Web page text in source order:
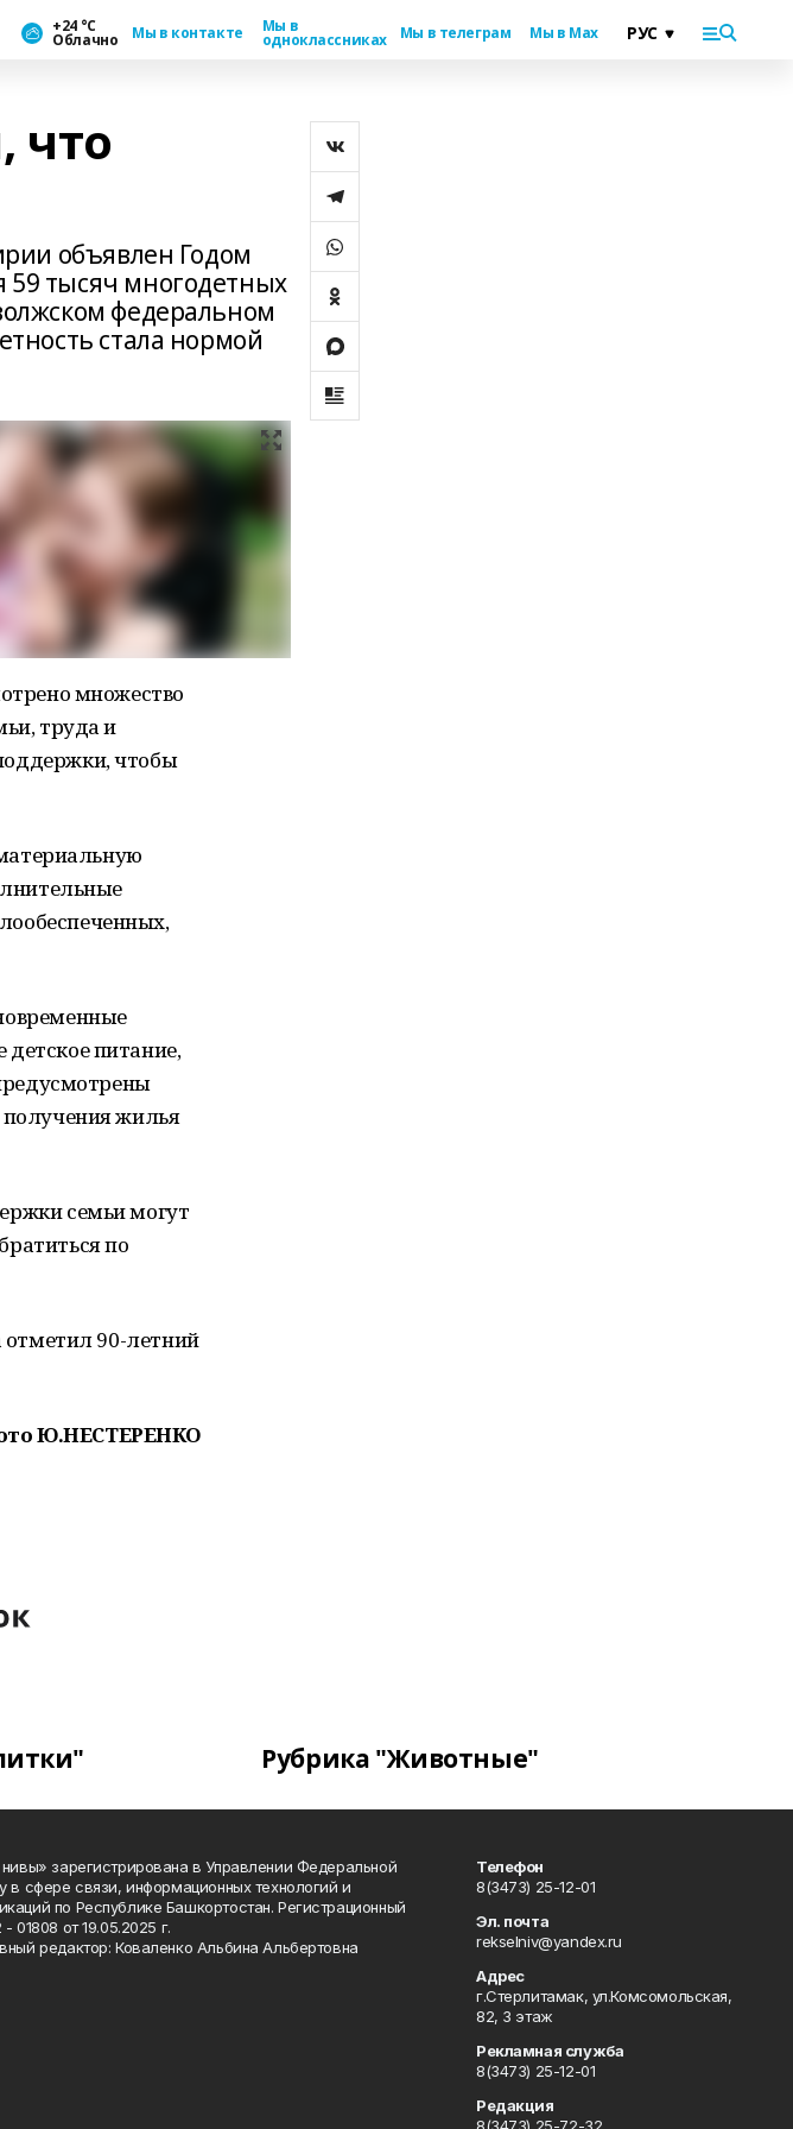
+24 °С
Облачно Мы в контакте Мы в
одноклассниках Мы в телеграм Мы в Max
что
объявлен Годом
59 тысяч многодетных
федеральном
стала нормой
множество
труда и
чтобы
питание,
жилья
семьи могут
по
90-летний
Ю.НЕСТЕРЕНКО
Рубрика "Животные"
зарегистрирована в Управлении Федеральной
в сфере связи, информационных технологий и
по Республике Башкортостан. Регистрационный
от 19.05.2025 г.
редактор: Коваленко Альбина Альбертовна
Телефон
8(3473) 25-12-01
Эл. почта
rekselniv@yandex.ru
Адрес
г.Стерлитамак, ул.Комсомольская,
82, 3 этаж
Рекламная служба
8(3473) 25-12-01
Редакция